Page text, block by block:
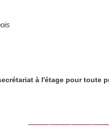
la Mairie.
d'Albigeois
à l'étage pour toute